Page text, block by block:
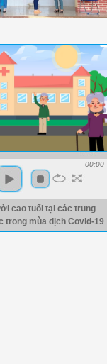
00:00
cao tuổi tại các trung
trong mùa dịch Covid-19